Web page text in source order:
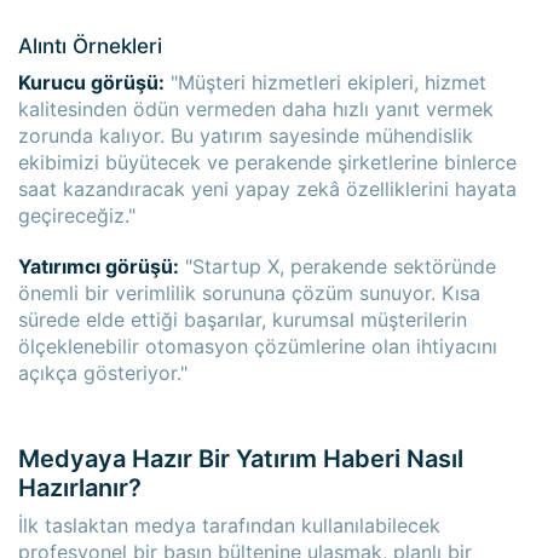
Alıntı Örnekleri
Kurucu görüşü: "Müşteri hizmetleri ekipleri, hizmet
kalitesinden ödün vermeden daha hızlı yanıt vermek
zorunda kalıyor. Bu yatırım sayesinde mühendislik
ekibimizi büyütecek ve perakende şirketlerine binlerce
saat kazandıracak yeni yapay zekâ özelliklerini hayata
geçireceğiz."
Yatırımcı görüşü: "Startup X, perakende sektöründe
önemli bir verimlilik sorununa çözüm sunuyor. Kısa
sürede elde ettiği başarılar, kurumsal müşterilerin
ölçeklenebilir otomasyon çözümlerine olan ihtiyacını
açıkça gösteriyor."
Medyaya Hazır Bir Yatırım Haberi Nasıl
Hazırlanır?
İlk taslaktan medya tarafından kullanılabilecek
profesyonel bir basın bültenine ulaşmak, planlı bir